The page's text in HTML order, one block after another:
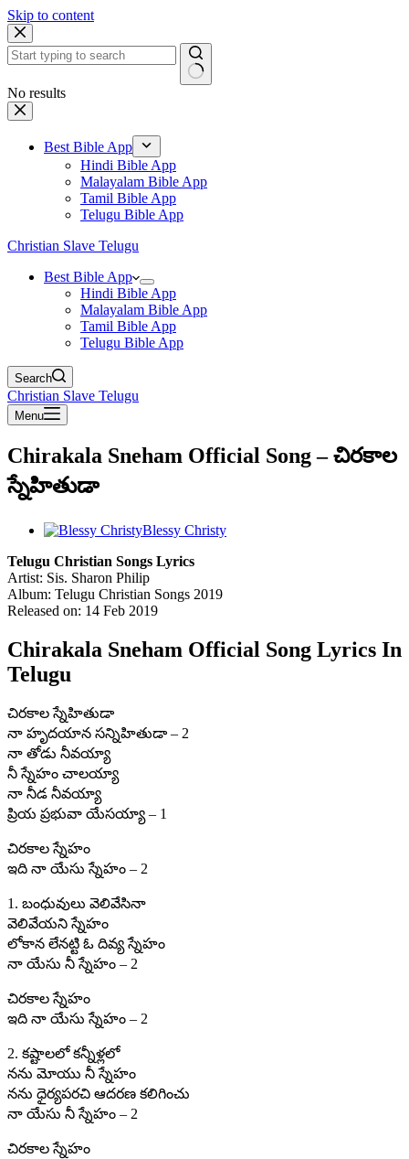
Skip to content
No results
Best Bible App
Hindi Bible App
Malayalam Bible App
Tamil Bible App
Telugu Bible App
Christian Slave Telugu
Best Bible App
Hindi Bible App
Malayalam Bible App
Tamil Bible App
Telugu Bible App
Search
Christian Slave Telugu
Menu
Chirakala Sneham Official Song – చిరకాల
స్నేహితుడా
Blessy Christy
Telugu Christian Songs Lyrics
Artist: Sis. Sharon Philip
Album: Telugu Christian Songs 2019
Released on: 14 Feb 2019
Chirakala Sneham Official Song Lyrics In
Telugu
చిరకాల స్నేహితుడా
నా హృదయాన సన్నిహితుడా – 2
నా తోడు నీవయ్యా
నీ స్నేహం చాలయ్యా
నా నీడ నీవయ్యా
ప్రియ ప్రభువా యేసయ్యా – 1
చిరకాల స్నేహం
ఇది నా యేసు స్నేహం – 2
1. బంధువులు వెలివేసినా
వెలివేయని స్నేహం
లోకాన లేనట్టి ఓ దివ్య స్నేహం
నా యేసు నీ స్నేహం – 2
చిరకాల స్నేహం
ఇది నా యేసు స్నేహం – 2
2. కష్టాలలో కన్నీళ్లలో
నను మోయు నీ స్నేహం
నను ధైర్యపరచి ఆదరణ కలిగించు
నా యేసు నీ స్నేహం – 2
చిరకాల స్నేహం